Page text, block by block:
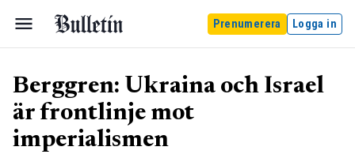
Prenumerera Logga in
Berggren: Ukraina och Israel
är frontlinje mot
imperialismen